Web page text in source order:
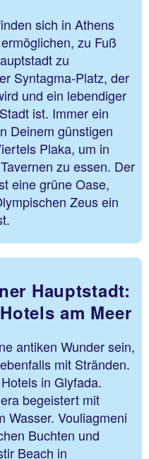
sich in Athens
zu Fuß
zu
Syntagma-Platz, der
und ein lebendiger
ist. Immer ein
Deinem günstigen
Plaka, um in
zu essen. Der
eine grüne Oase,
Zeus ein
Hauptstadt:
am Meer
antiken Wunder sein,
mit Stränden.
in Glyfada.
begeistert mit
Wasser. Vouliagmeni
Buchten und
Beach in